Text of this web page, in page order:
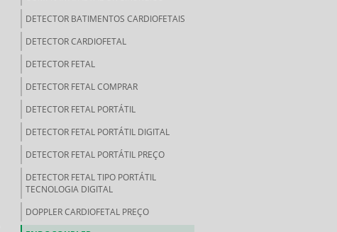
DETECTOR BATIMENTOS CARDIOFETAIS
DETECTOR CARDIOFETAL
DETECTOR FETAL
DETECTOR FETAL COMPRAR
DETECTOR FETAL PORTÁTIL
DETECTOR FETAL PORTÁTIL DIGITAL
DETECTOR FETAL PORTÁTIL PREÇO
DETECTOR FETAL TIPO PORTÁTIL
TECNOLOGIA DIGITAL
DOPPLER CARDIOFETAL PREÇO